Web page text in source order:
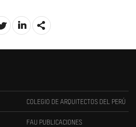
COLEGIO DE ARQUITECTOS DEL PERÚ
FAU PUBLICACIONES